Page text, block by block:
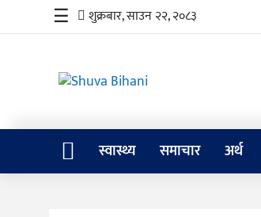
स्वास्थ्य
समाचार
☰ शुक्रबार, साउन २२, २०८३
स्वास्थ्य समाचार अर्थ